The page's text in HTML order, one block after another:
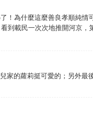
！為什麼這麼善良孝順純
到載民一次次地推開河京
家的蘿莉挺可愛的；另外